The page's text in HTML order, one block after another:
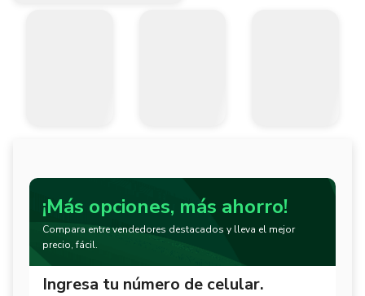
¡Más opciones, más ahorro!
Compara entre vendedores destacados y lleva el mejor
precio, fácil.
Ingresa tu número de celular.